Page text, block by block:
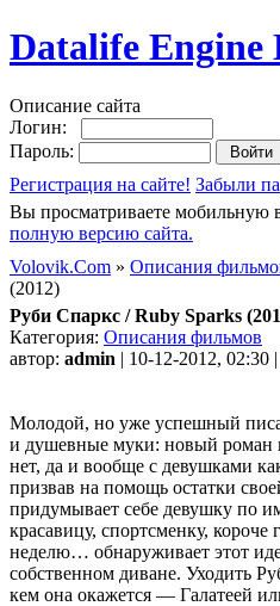
Datalife Engine
Описание сайта
Логин:
Пароль:
Регистрация на сайте! Забыли
Вы просматриваете мобильную
полную версию сайта.
Volovik.Com » Описания
(2012)
Руби Спаркс / Ruby Sparks
Категория: Описания фильмов
автор: admin | 10-12-2012, 02:30
Молодой, но уже успешный
и душевные муки: новый роман
нет, да и вообще с девушками
призвав на помощь остатки
придумывает себе девушку по
красавицу, спортсменку, короче
неделю… обнаруживает этот
собственном диване. Уходить
кем она окажется — Галатеей